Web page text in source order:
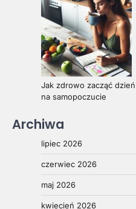
Jak zdrowo zacząć dzień
na samopoczucie
Archiwa
lipiec 2026
czerwiec 2026
maj 2026
kwiecień 2026